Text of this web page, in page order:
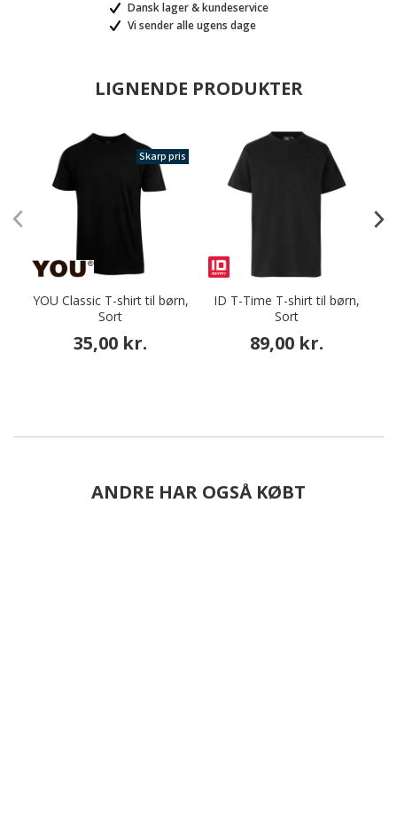
Dansk lager & kundeservice
Vi sender alle ugens dage
LIGNENDE PRODUKTER
Skarp pris
YOU Classic T-shirt til børn,
Sort
35,00 kr.
ID T-Time T-shirt til børn,
Sort
89,00 kr.
ANDRE HAR OGSÅ KØBT